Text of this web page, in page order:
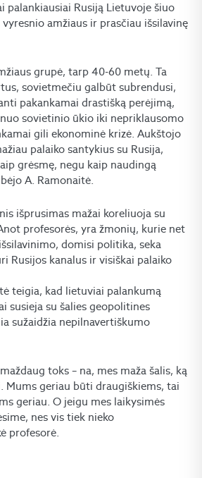
palankiausiai Rusiją Lietuvoje šiuo
amžiaus ir prasčiau išsilavinę
grupė, tarp 40-60 metų. Ta
sovietmečiu galbūt subrendusi,
pakankamai drastišką perėjimą,
sovietinio ūkio iki nepriklausomo
gili ekonominė krizė. Aukštojo
palaiko santykius su Rusija,
grėsmę, negu kaip naudingą
A. Ramonaitė.
išprusimas mažai koreliuoja su
profesorės, yra žmonių, kurie net
domisi politika, seka
Rusijos kanalus ir visiškai palaiko
teigia, kad lietuviai palankumą
susieja su šalies geopolitines
sužaidžia nepilnavertiškumo
toks – na, mes maža šalis, ką
Mums geriau būti draugiškiems, tai
geriau. O jeigu mes laikysimės
nes vis tiek nieko
profesorė.